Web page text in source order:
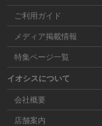
ご利用ガイド
メディア掲載情報
特集ページ一覧
イオシスについて
会社概要
店舗案内